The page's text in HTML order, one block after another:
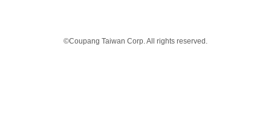
©Coupang Taiwan Corp. All rights reserved.